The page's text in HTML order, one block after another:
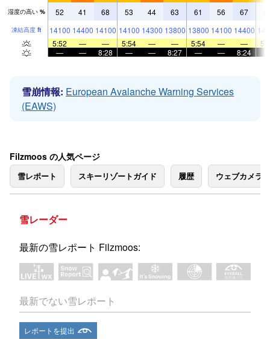
湿度の高い % 52 41 68 53 44 63 61 56 67
凍結高度 ft 14100 14400 14100 14100 14300 13800 13800 14100 14400
5:52
— — 5:54 — — 5:54 — —
—
— 8:28 — — 8:27 — — 8:24
雪崩情報: European Avalanche Warning Services
(EAWS)
Filzmoos の人気ページ
雪レポート スキーリゾートガイド 履歴 ウェブカメラ
雪レーダー
最新の雪レポート Filzmoos:
最新でない雪レポート
レポートを提出